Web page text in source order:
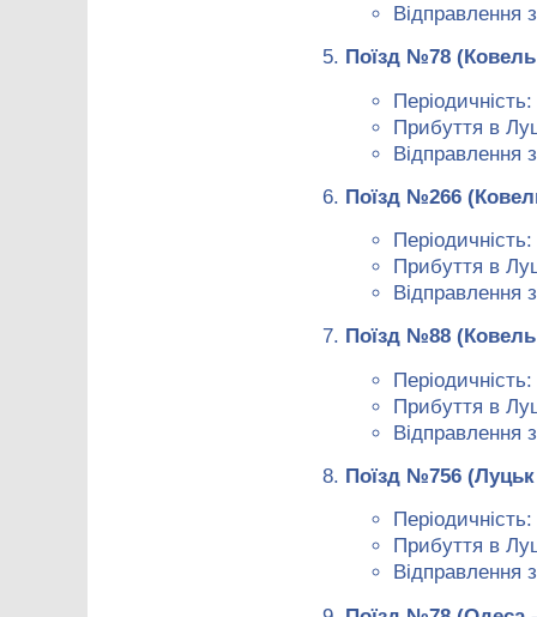
Відправлення
Поїзд №78
Прибуття в
Відправлення
Поїзд №266
Прибуття в
Відправлення
Поїзд №88
Прибуття в
Відправлення
Поїзд №756 (Луцьк
Прибуття в
Відправлення